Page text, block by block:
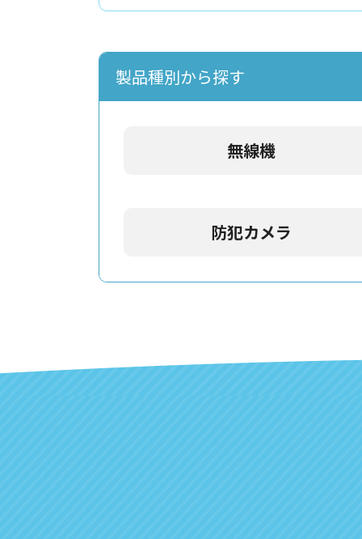
製品種別から探す
無線機
防犯カメラ